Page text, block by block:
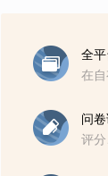
全平
在
问
评